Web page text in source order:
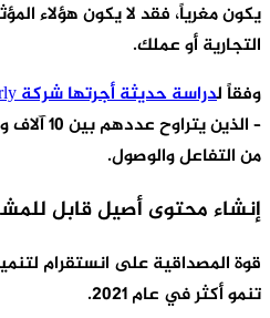
يكون مغرياً، فقد لا يكون هؤلاء
التجارية أو عملك.
وفقاً لدراسة حديثة أجرتها شركة Makerly
من التفاعل والوصول.
إنشاء محتوى أصيل قابل
قوة المصداقية على انستقرام
تنمو أكثر في عام 2021.